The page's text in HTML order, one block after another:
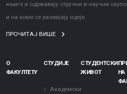
књиге и одржавају стручни и научни
и на коме се развијају идеје.
ПРОЧИТАЈ ВИШЕ
О
ФАКУЛТЕТУ
СТУДИЈЕ
Академски
СТУДЕНТСКИ
ЖИВОТ
НА